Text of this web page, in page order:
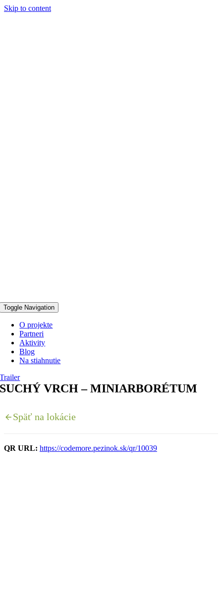
Skip to content
Toggle Navigation
O projekte
Partneri
Aktivity
Blog
Na stiahnutie
Trailer
SUCHÝ VRCH – MINIARBORÉTUM
Späť na lokácie
QR URL: https://codemore.pezinok.sk/qr/10039